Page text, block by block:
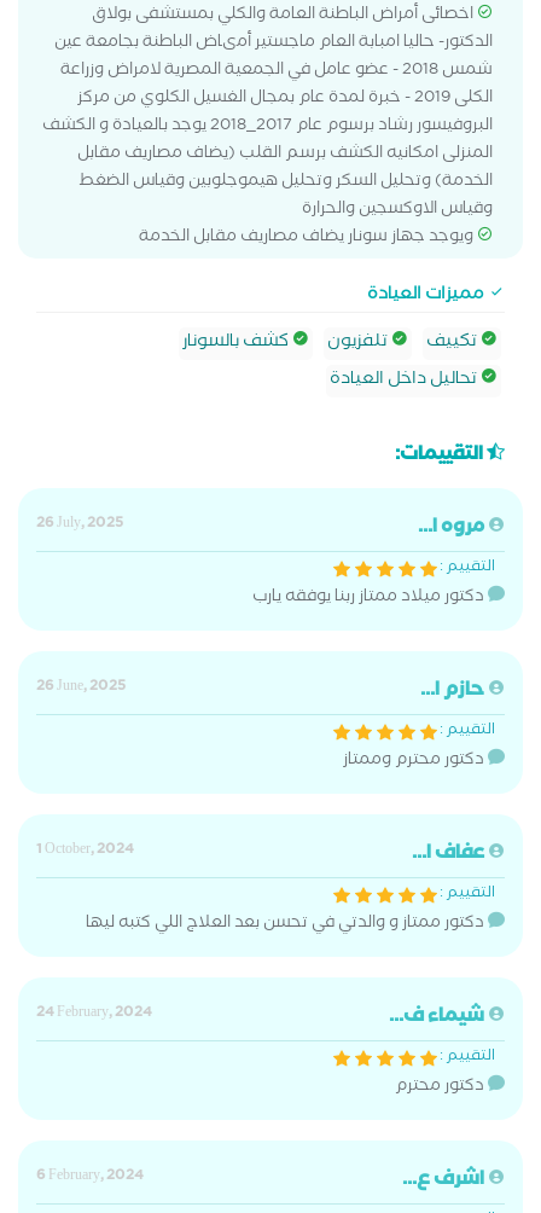
اخصائى أمراض الباطنة العامة والكلي بمستشفى بولاق
الدكتور- حاليا امبابة العام ماجستير أمىاض الباطنة بجامعة عين
شمس 2018 - عضو عامل في الجمعية المصرية لامراض وزراعة
الكلى 2019 - خبرة لمدة عام بمجال الغسيل الكلوي من مركز
البروفيسور رشاد برسوم عام 2017_2018 يوجد بالعيادة و الكشف
المنزلى امكانيه الكشف برسم القلب (يضاف مصاريف مقابل
الخدمة) وتحليل السكر وتحليل هيموجلوبين وقياس الضغط
وقياس الاوكسجين والحرارة
ويوجد جهاز سونار يضاف مصاريف مقابل الخدمة
مميزات العيادة
تكييف
تلفزيون
كشف بالسونار
تحاليل داخل العيادة
التقييمات:
مروه ا...
26 July, 2025
التقييم :
دكتور ميلاد ممتاز ربنا يوفقه يارب
حازم ا...
26 June, 2025
التقييم :
دكتور محترم وممتاز
عفاف ا...
1 October, 2024
التقييم :
دكتور ممتاز و والدتي في تحسن بعد العلاج اللي كتبه ليها
شيماء ف...
24 February, 2024
التقييم :
دكتور محترم
اشرف ع...
6 February, 2024